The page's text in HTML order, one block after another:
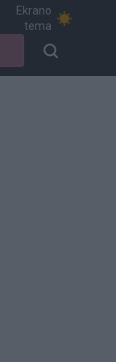
Ekrano
tema